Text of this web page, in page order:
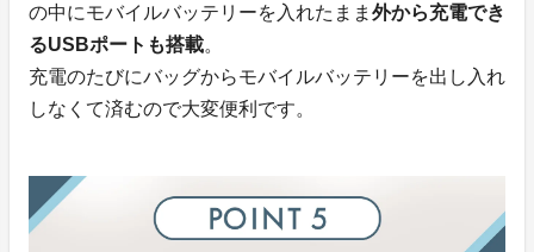
の中にモバイルバッテリーを入れたまま 外から充電でき
るUSBポートも搭載。
充電のたびにバッグからモバイルバッテリーを出し入れ
しなくて済むので大変便利です。